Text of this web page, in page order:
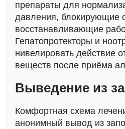
препараты для
давления, блокирующие
восстанавливающие
Гепатопротекторы и
нивелировать действие
веществ после приёма
Выведение из
Комфортная схема
анонимный вывод из